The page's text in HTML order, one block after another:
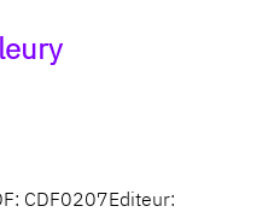
CDF0207Editeur: